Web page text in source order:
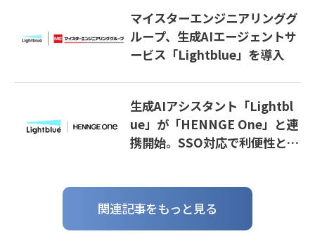
マイスターエンジニアリンググ
ループ、生成AIエージェントサ
ービス「Lightblue」を導入
生成AIアシスタント「Lightbl
ue」が「HENNGE One」と連
携開始。SSO対応で利便性とセ
関連記事をもっと見る